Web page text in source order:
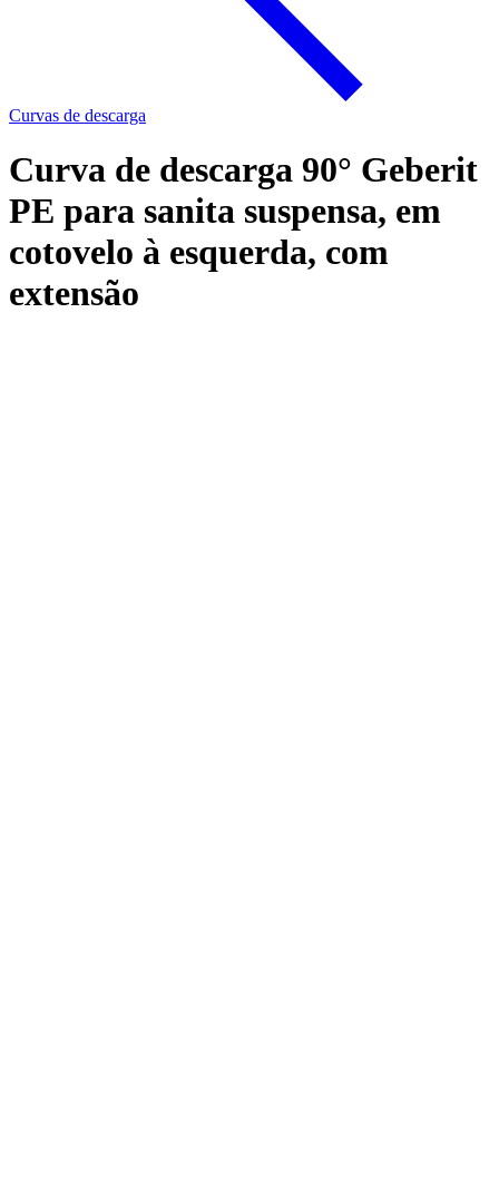
Curvas de descarga
Curva de descarga 90° Geberit
PE para sanita suspensa, em
cotovelo à esquerda, com
extensão